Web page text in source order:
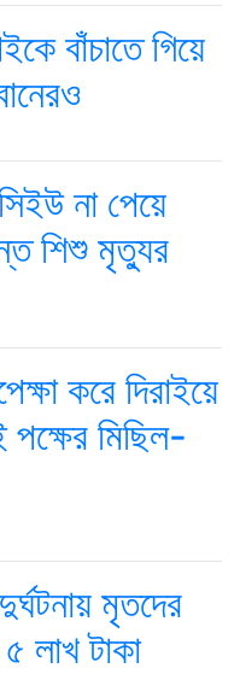
বাঁচাতে গিয়ে
না পেয়ে
শিশু মৃত্যুর
করে দিরাইয়ে
মিছিল-
মৃতদের
লাখ টাকা